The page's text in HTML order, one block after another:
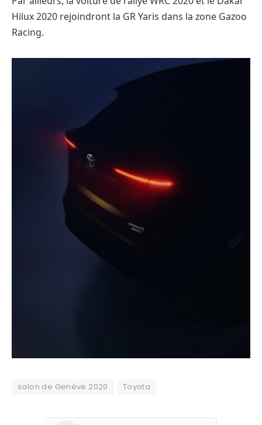
Hilux 2020 rejoindront la GR Yaris dans la zone Gazoo
Racing.
salon de Genève 2020 Toyota